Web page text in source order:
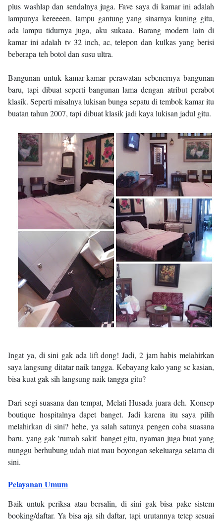
plus washlap dan sendalnya juga. Fave saya di kamar ini adalah
lampunya kereeeen, lampu gantung yang sinarnya kuning gitu,
ada lampu tidurnya juga, aku sukaaa. Barang modern lain di
kamar ini adalah tv 32 inch, ac, telepon dan kulkas yang berisi
beberapa teh botol dan susu ultra.
Bangunan untuk kamar-kamar perawatan sebenernya bangunan
baru, tapi dibuat seperti bangunan lama dengan atribut perabot
klasik. Seperti misalnya lukisan bunga sepatu di tembok kamar itu
buatan tahun 2007, tapi dibuat klasik jadi kaya lukisan jadul gitu.
Ingat ya, di sini gak ada lift dong! Jadi, 2 jam habis melahirkan
saya langsung ditatar naik tangga. Kebayang kalo yang sc kasian,
bisa kuat gak sih langsung naik tangga gitu?
Dari segi suasana dan tempat, Melati Husada juara deh. Konsep
boutique hospitalnya dapet banget. Jadi karena itu saya pilih
melahirkan di sini? hehe, ya salah satunya pengen coba suasana
baru, yang gak 'rumah sakit' banget gitu, nyaman juga buat yang
nunggu berhubung udah niat mau boyongan sekeluarga selama di
sini.
Pelayanan Umum
Baik untuk periksa atau bersalin, di sini gak bisa pake sistem
booking/daftar. Ya bisa aja sih daftar, tapi urutannya tetep sesuai